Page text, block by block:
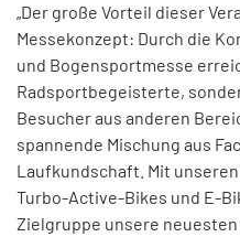
„Der große Vorteil dieser
Messekonzept: Durch die
und Bogensportmesse
Radsportbegeisterte,
Besucher aus anderen
spannende Mischung aus
Laufkundschaft. Mit
Turbo-Active-Bikes und E-
Zielgruppe unsere